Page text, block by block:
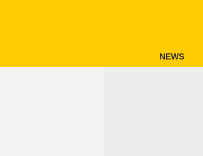
NEWS